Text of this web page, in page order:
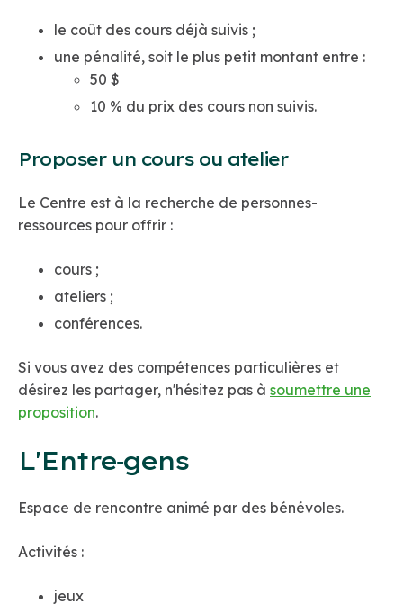
le coût des cours déjà suivis ;
une pénalité, soit le plus petit montant entre :
50 $
10 % du prix des cours non suivis.
Proposer un cours ou atelier
Le Centre est à la recherche de personnes-
ressources pour offrir :
cours ;
ateliers ;
conférences.
Si vous avez des compétences particulières et
désirez les partager, n'hésitez pas à soumettre une
proposition.
L'Entre‑gens
Espace de rencontre animé par des bénévoles.
Activités :
jeux